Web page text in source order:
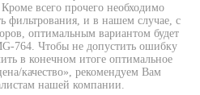
всего прочего необходимо
фильтрования, и в нашем случае, с
оптимальным вариантом будет
764. Чтобы не допустить ошибку
в конечном итоге оптимальное
качество», рекомендуем Вам
нашей компании.